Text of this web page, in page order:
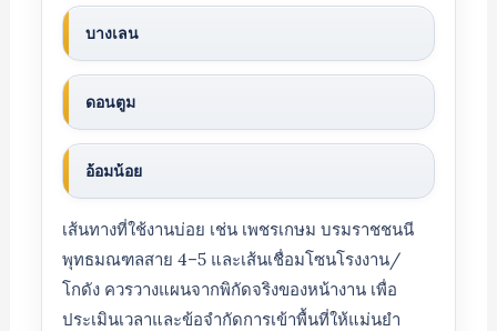
บางเลน
ดอนตูม
อ้อมน้อย
เส้นทางที่ใช้งานบ่อย เช่น เพชรเกษม บรมราชชนนี
พุทธมณฑลสาย 4–5 และเส้นเชื่อมโซนโรงงาน/
โกดัง ควรวางแผนจากพิกัดจริงของหน้างาน เพื่อ
ประเมินเวลาและข้อจำกัดการเข้าพื้นที่ให้แม่นยำ